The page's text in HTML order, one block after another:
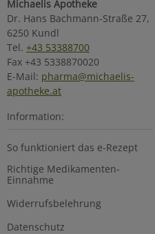
Michaelis Apotheke
Dr. Hans Bachmann-Straße 27,
6250 Kundl
Tel. +43 53388700
Fax +43 5338870020
E-Mail: pharma@michaelis-
apotheke.at
Information:
So funktioniert das e-Rezept
Richtige Medikamenten-
Einnahme
Widerrufsbelehrung
Datenschutz